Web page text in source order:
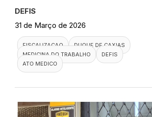
DEFIS
31 de Março de 2026
FISCALIZACAO
DUQUE DE CAXIAS
MEDICINA DO TRABALHO
DEFIS
ATO MEDICO